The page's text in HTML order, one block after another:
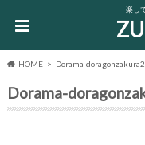
楽し
HOME Dorama-
Dorama-